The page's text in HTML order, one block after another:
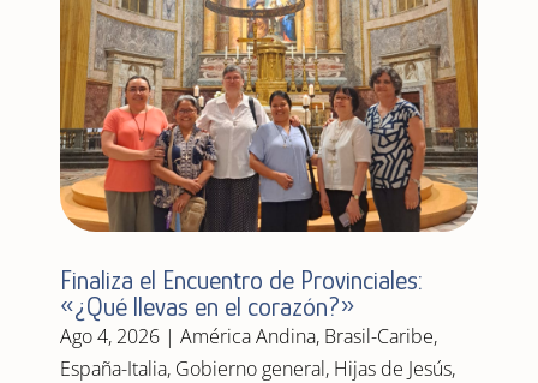
Finaliza el Encuentro de Provinciales:
«¿Qué llevas en el corazón?»
Ago 4, 2026| América Andina, Brasil-Caribe,
España-Italia, Gobierno general, Hijas de Jesús,